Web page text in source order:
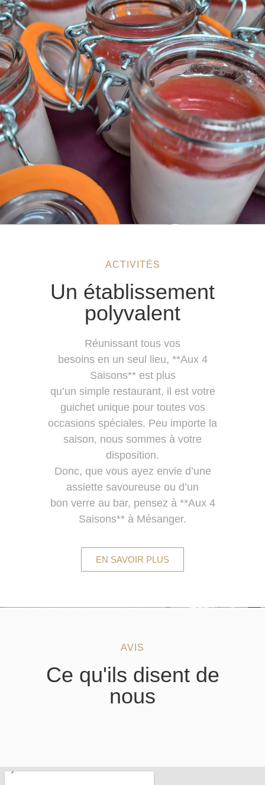
ACTIVITÉS
Un établissement
polyvalent
Réunissant tous vos
besoins en un seul lieu, **Aux 4
Saisons** est plus
qu’un simple restaurant, il est votre
guichet unique pour toutes vos
occasions spéciales. Peu importe la
saison, nous sommes à votre
disposition.
Donc, que vous ayez envie d’une
assiette savoureuse ou d’un
bon verre au bar, pensez à **Aux 4
Saisons** à Mésanger.
EN SAVOIR PLUS
AVIS
Ce qu'ils disent de
nous